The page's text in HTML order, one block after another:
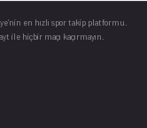
en hızlı spor takip platformu.
ile hiçbir maçı kaçırmayın.